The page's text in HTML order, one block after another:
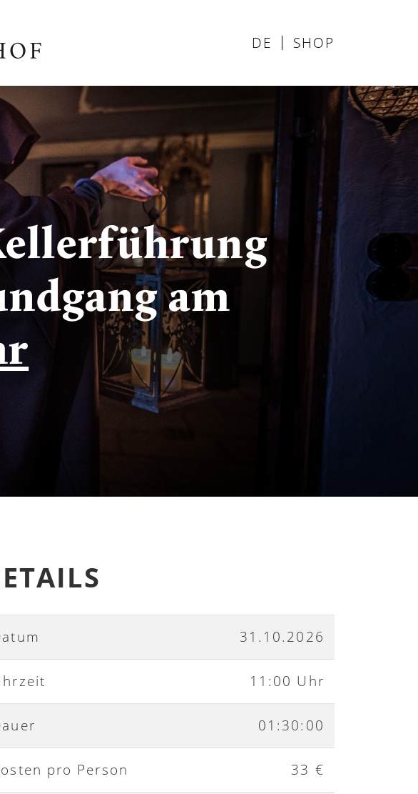
DE SHOP
am
31.10.2026
11:00 Uhr
01:30:00
pro Person 33 €